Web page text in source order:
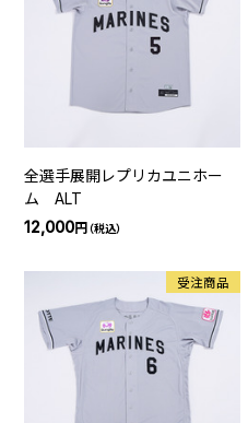
全選手展開レプリカユニホー
ム ALT
12,000円（税込）
受注商品